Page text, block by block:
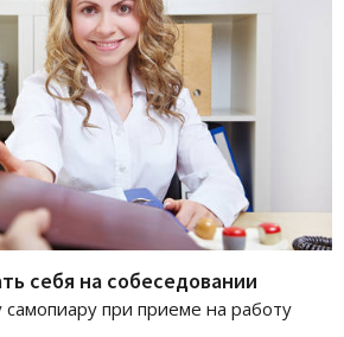
себя на собеседовании
при приеме на работу